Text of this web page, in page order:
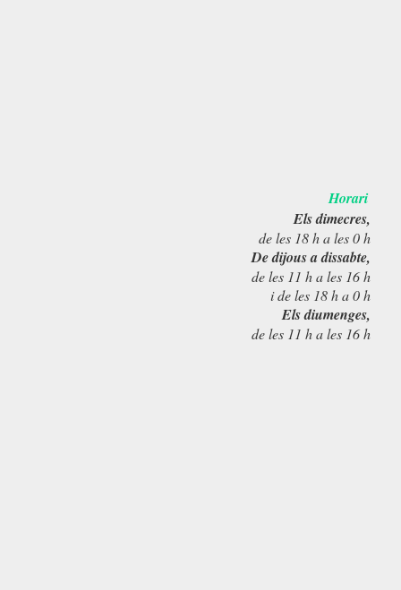
Horari
Els dimecres,
de les 18 h a les 0 h
De dijous a dissabte,
de les 11 h a les 16 h
i de les 18 h a 0 h
Els diumenges,
de les 11 h a les 16 h